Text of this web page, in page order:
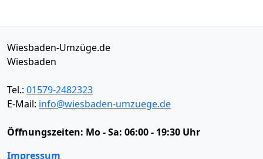
Wiesbaden-Umzüge.de
Wiesbaden
Tel.: 01579-2482323
E-Mail: info@wiesbaden-umzuege.de
Öffnungszeiten: Mo - Sa: 06:00 - 19:30 Uhr
Impressum